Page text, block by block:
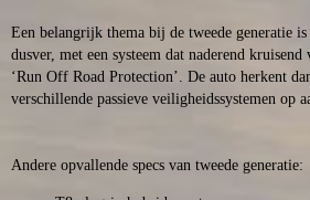
Een belangrijk thema bij de tweede generatie
dusver, met een systeem dat naderend
‘Run Off Road Protection’. De auto herkent
verschillende passieve veiligheidssystemen op
Andere opvallende specs van tweede generatie: